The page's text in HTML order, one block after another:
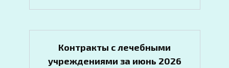
Контракты с лечебными
учреждениями за июнь 2026